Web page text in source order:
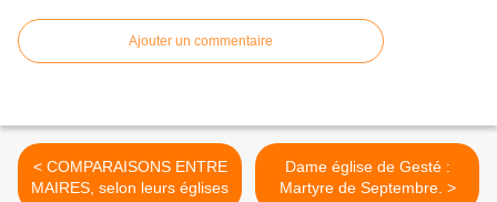
Ajouter un commentaire
< COMPARAISONS ENTRE
MAIRES, selon leurs églises
Dame église de Gesté :
Martyre de Septembre. >